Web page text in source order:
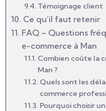
Témoignage client
Ce qu’il faut retenir
FAQ – Questions
e-commerce à Man
Combien coûte la
Man ?
Quels sont les
commerce
Pourquoi choisir